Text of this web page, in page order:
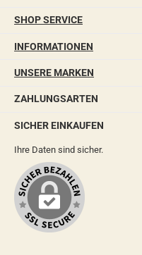
SHOP SERVICE
INFORMATIONEN
UNSERE MARKEN
ZAHLUNGSARTEN
SICHER EINKAUFEN
Ihre Daten sind sicher.